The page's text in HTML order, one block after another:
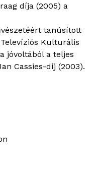
díja (2005) a
tanúsított
Kulturális
jóvoltából a teljes
Cassies-díj (2003).